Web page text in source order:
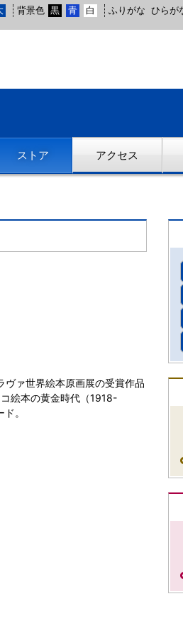
背景色 黒 青 白 ふりがな ひらが
ストア アクセス
ァ世界絵本原画展の受賞作品
絵本の黄金時代（1918-
。